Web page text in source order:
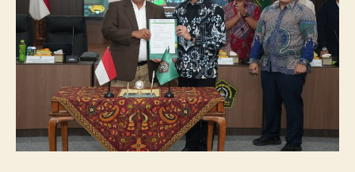
Raih
Akreditasi
Internasional
ACQUIN
Lewat
Jalur
Track